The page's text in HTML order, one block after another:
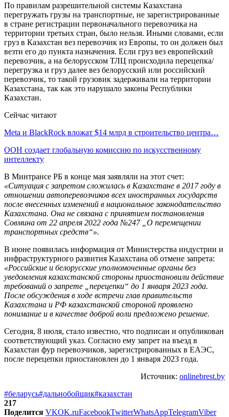
По правилам разрешительной системы Казахстана
перегружать грузы на транспортные, не зарегистрированные
в стране регистрации первоначального перевозчика на
территории третьих стран, было нельзя. Иными словами, если
груз в Казахстан вез перевозчик из Европы, то он должен был
везти его до пункта назначения. Если груз вез европейский
перевозчик, а на белорусском ТЛЦ происходила перецепка/
перегрузка и груз далее вез белорусский или российский
перевозчик, то такой грузовик задерживали на территории
Казахстана, так как это нарушало законы Республики
Казахстан.
Сейчас читают
Meta и BlackRock вложат $14 млрд в строительство центра…
ООН создает глобальную комиссию по искусственному
интеллекту
В Минтрансе РБ в конце мая заявляли на этот счет:
«Ситуация с запретом сложилась в Казахстане в 2017 году в
отношении автоперевозчиков всех иностранных государств
после внесенных изменений в национальное законодательство
Казахстана. Она не связана с принятием постановления
Совмина от 22 апреля 2022 года №247 „О перемещении
транспортных средств“».
В июне появилась информация от Министерства индустрии и
инфраструктурного развития Казахстана об отмене запрета:
«Российские и белорусские уполномоченные органы без
уведомления казахстанской стороны приостановили действие
требований о запрете „перецепки“ до 1 января 2023 года.
После обсуждения в ходе встречи глав правительств
Казахстана и РФ казахстанской стороной проявлено
понимание и в качестве доброй воли предложено решение.
Сегодня, 8 июля, стало известно, что подписан и опубликован
соответствующий указ. Согласно ему запрет на въезд в
Казахстан фур перевозчиков, зарегистрированных в ЕАЭС,
после перецепки приостановлен до 1 января 2023 года.
Источник: onlinebrest.by
#беларусь#дальнобойщик#казахстан
217
Поделится VKOK.ruFacebookTwitterWhatsAppTelegramViber